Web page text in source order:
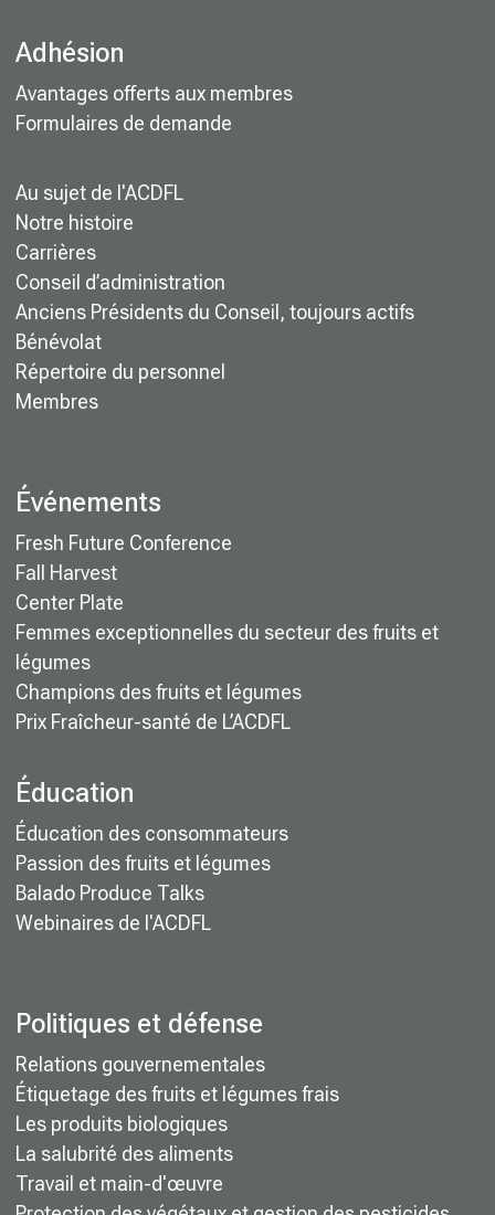
Adhésion
Avantages offerts aux membres
Formulaires de demande
Au sujet de l'ACDFL
Notre histoire
Carrières
Conseil d’administration
Anciens Présidents du Conseil, toujours actifs
Bénévolat
Répertoire du personnel
Membres
Événements
Fresh Future Conference
Fall Harvest
Center Plate
Femmes exceptionnelles du secteur des fruits et
légumes
Champions des fruits et légumes
Prix Fraîcheur-santé de L’ACDFL
Éducation
Éducation des consommateurs
Passion des fruits et légumes
Balado Produce Talks
Webinaires de l'ACDFL
Politiques et défense
Relations gouvernementales
Étiquetage des fruits et légumes frais
Les produits biologiques
La salubrité des aliments
Travail et main-d'œuvre